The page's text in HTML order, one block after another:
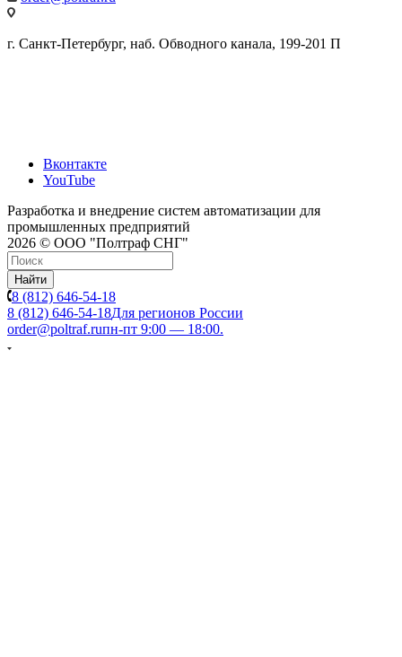
г. Санкт-Петербург, наб. Обводного канала, 199-201 П
Вконтакте
YouTube
Разработка и внедрение систем автоматизации для
промышленных предприятий
2026 © ООО "Полтраф СНГ"
Найти
8 (812) 646-54-18
8 (812) 646-54-18Для регионов России
order@poltraf.ruпн-пт 9:00 — 18:00.